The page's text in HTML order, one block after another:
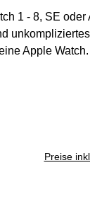
& stabiles Armband
Preise